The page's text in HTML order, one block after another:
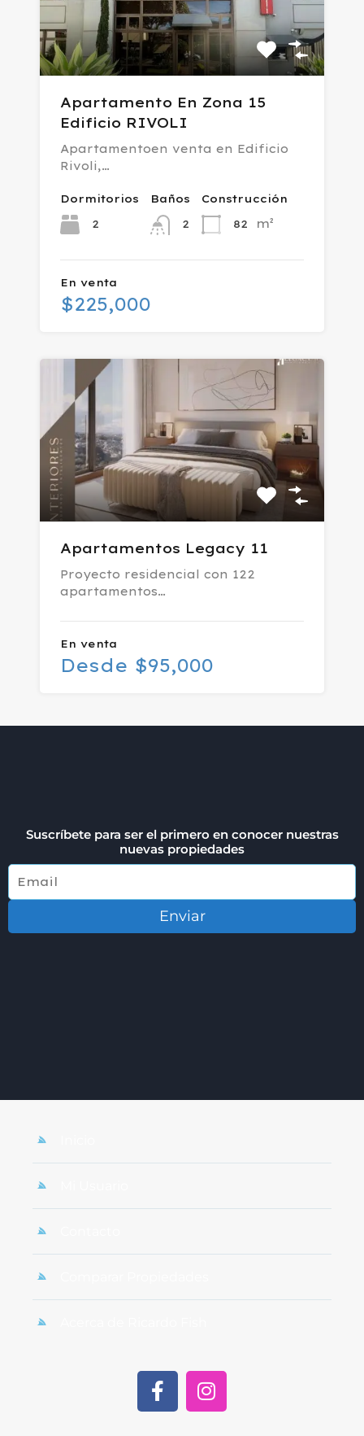
Apartamento En Zona 15
Edificio RIVOLI
Apartamentoen venta en Edificio
Rivoli,…
Dormitorios
2
Baños
2
Construcción
82
m²
En venta
$225,000
Apartamentos Legacy 11
Proyecto residencial con 122
apartamentos…
En venta
Desde $95,000
Suscríbete para ser el primero en conocer nuestras
nuevas propiedades
Enviar